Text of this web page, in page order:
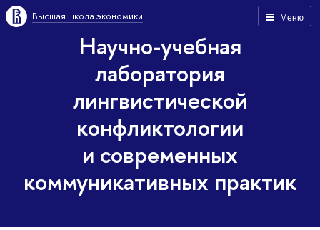
Меню
Высшая школа экономики
Научно-учебная
лаборатория
лингвистической
конфликтологии
и современных
коммуникативных практик